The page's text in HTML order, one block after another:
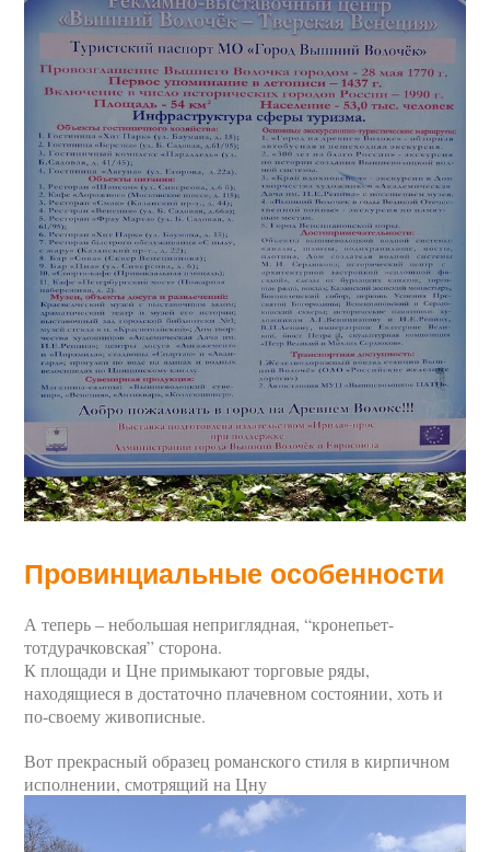
Провинциальные особенности
А теперь – небольшая неприглядная, “кронепьет-
тотдурачковская” сторона.
К площади и Цне примыкают торговые ряды,
находящиеся в достаточно плачевном состоянии, хоть и
по-своему живописные.
Вот прекрасный образец романского стиля в кирпичном
исполнении, смотрящий на Цну